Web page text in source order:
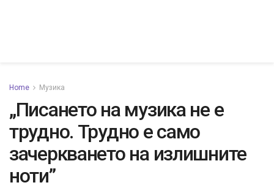
Home Музика
„Писането на музика не е
трудно. Трудно е само
зачеркването на излишните
ноти”